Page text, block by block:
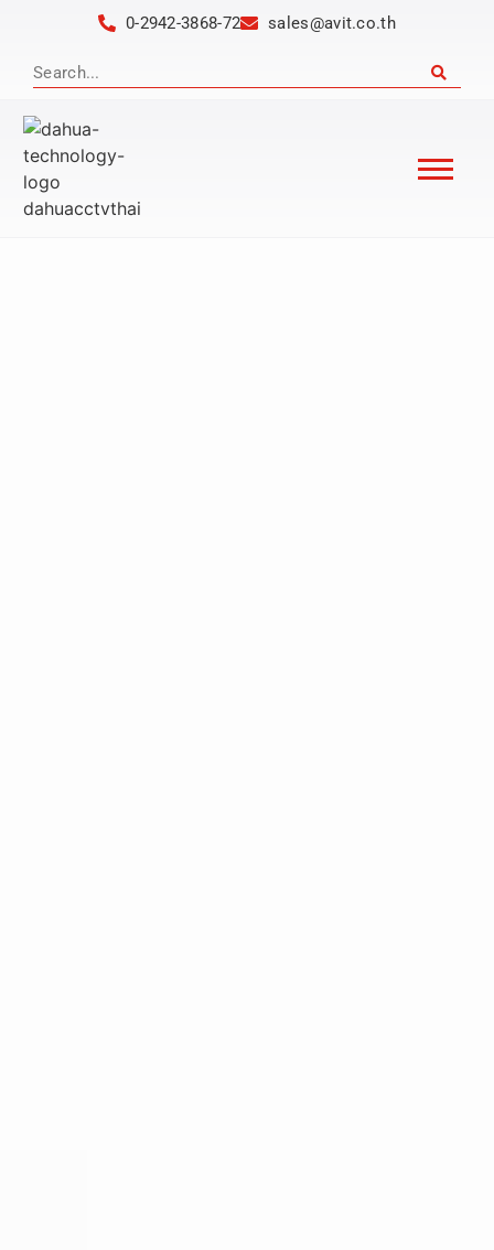
0-2942-3868-72 sales@avit.co.th